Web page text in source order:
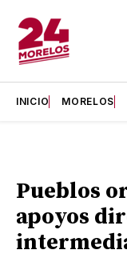
INICIO MORELOS
Pueblos
apoyos